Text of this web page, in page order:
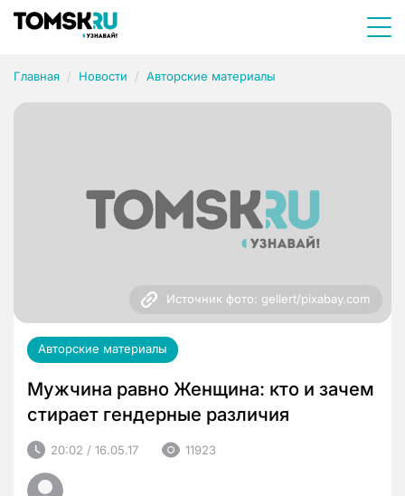
Главная Новости Авторские материалы
Источник фото: gellert/pixabay.com
Авторские материалы
Мужчина равно Женщина: кто и зачем
стирает гендерные различия
20:02 / 16.05.17 11923